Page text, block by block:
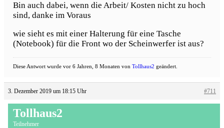
Bin auch dabei, wenn die Arbeit/ Kosten nicht zu hoch
sind, danke im Voraus
wie sieht es mit einer Halterung für eine Tasche
(Notebook) für die Front wo der Scheinwerfer ist aus?
Diese Antwort wurde vor 6 Jahren, 8 Monaten von Tollhaus2 geändert.
3. Dezember 2019 um 18:15 Uhr #711
Tollhaus2
Teilnehmer